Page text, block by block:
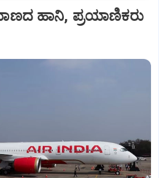
ಹಾನಿ, ಪ್ರಯಾಣಿಕರು